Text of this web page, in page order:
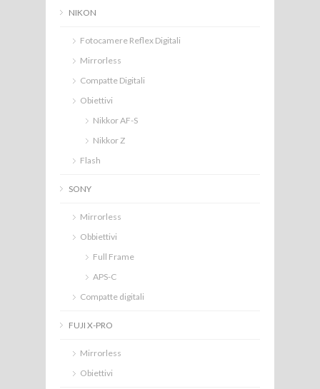
NIKON
Fotocamere Reflex Digitali
Mirrorless
Compatte Digitali
Obiettivi
Nikkor AF-S
Nikkor Z
Flash
SONY
Mirrorless
Obbiettivi
Full Frame
APS-C
Compatte digitali
FUJI X-PRO
Mirrorless
Obiettivi